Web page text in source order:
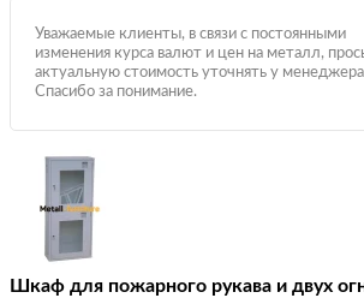
Уважаемые клиенты, в связи с постоянными
изменения курса валют и цен на металл,
актуальную стоимость уточнять у
Спасибо за понимание.
Шкаф для пожарного рукава и двух